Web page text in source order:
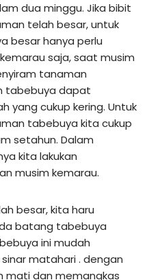
dua minggu. Jika bibit
telah besar, untuk
besar hanya perlu
saja, saat musim
tanaman
tabebuya dapat
yang cukup kering. Untuk
tabebuya kita cukup
setahun. Dalam
kita lakukan
musim kemarau.
besar, kita haru
batang tabebuya
ini mudah
matahari . dengan
mati dan memangkas